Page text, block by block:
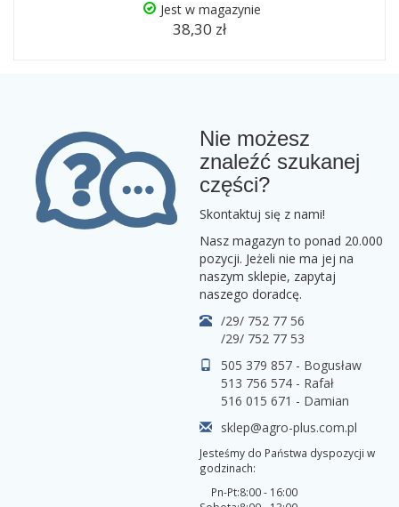
Jest w magazynie
38,30 zł
Nie możesz
znaleźć szukanej
części?
Skontaktuj się z nami!
Nasz magazyn to ponad 20.000
pozycji. Jeżeli nie ma jej na
naszym sklepie, zapytaj
naszego doradcę.
/29/ 752 77 56
/29/ 752 77 53
505 379 857 - Bogusław
513 756 574 - Rafał
516 015 671 - Damian
sklep@agro-plus.com.pl
Jesteśmy do Państwa dyspozycji w
godzinach:
Pn-Pt:8:00 - 16:00